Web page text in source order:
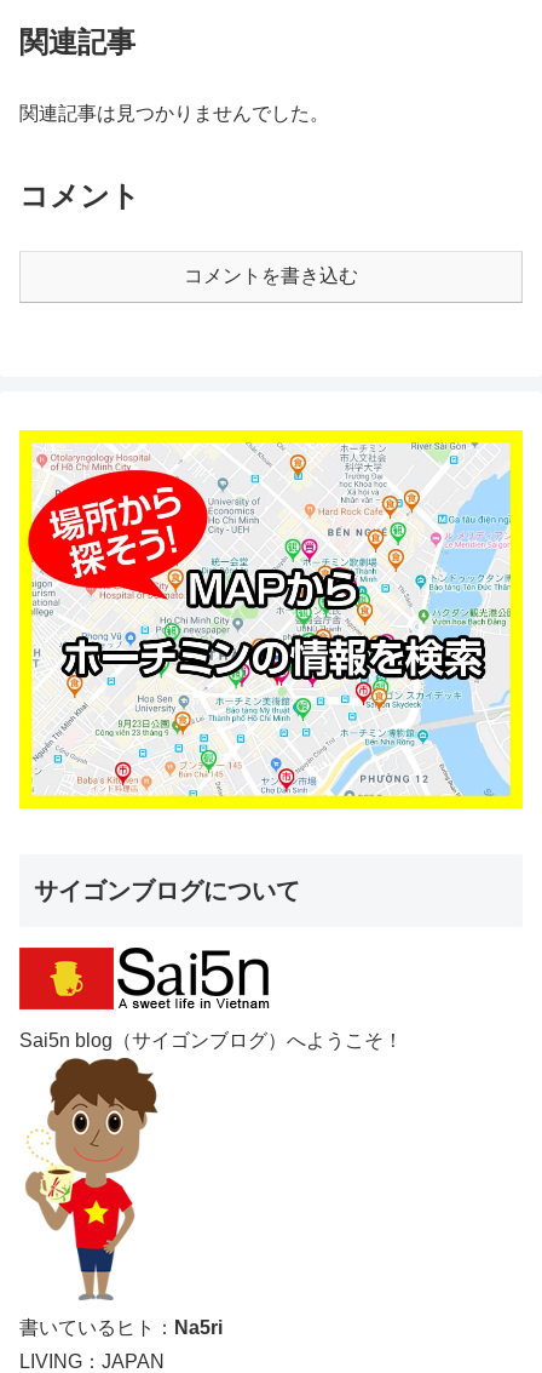
関連記事
関連記事は見つかりませんでした。
コメント
コメントを書き込む
サイゴンブログについて
Sai5n blog（サイゴンブログ）へようこそ！
書いているヒト： Na5ri
LIVING：JAPAN